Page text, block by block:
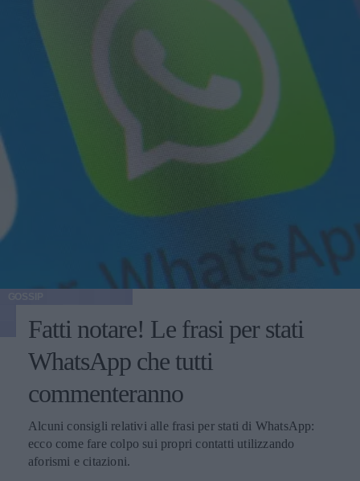
Fatti notare! Le frasi per stati
WhatsApp che tutti
commenteranno
Alcuni consigli relativi alle frasi per stati di WhatsApp:
ecco come fare colpo sui propri contatti utilizzando
aforismi e citazioni.